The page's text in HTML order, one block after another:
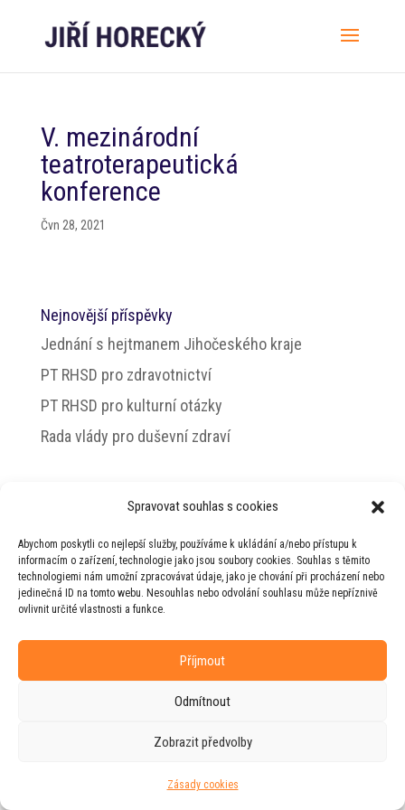
Spravovat souhlas s cookies
Abychom poskytli co nejlepší služby, používáme k ukládání a/nebo přístupu k
informacím o zařízení, technologie jako jsou soubory cookies. Souhlas s těmito
technologiemi nám umožní zpracovávat údaje, jako je chování při procházení nebo
jedinečná ID na tomto webu. Nesouhlas nebo odvolání souhlasu může nepříznivě
ovlivnit určité vlastnosti a funkce.
Příjmout
Odmítnout
Zobrazit předvolby
Zásady cookies
V. mezinárodní
teatroterapeutická
konference
Čvn 28, 2021
Nejnovější příspěvky
Jednání s hejtmanem Jihočeského kraje
PT RHSD pro zdravotnictví
PT RHSD pro kulturní otázky
Rada vlády pro duševní zdraví
Horeckého
Web vytvořila firmaRUDIve spolupráci s
agenturou